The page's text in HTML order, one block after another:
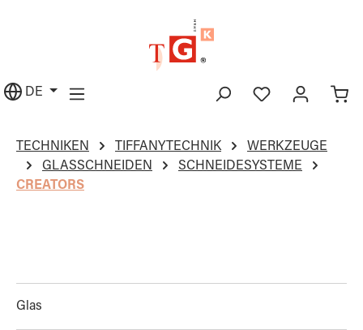
DE
TECHNIKEN TIFFANYTECHNIK
WERKZEUGE
GLASSCHNEIDEN
SCHNEIDESYSTEME
CREATORS
Glas